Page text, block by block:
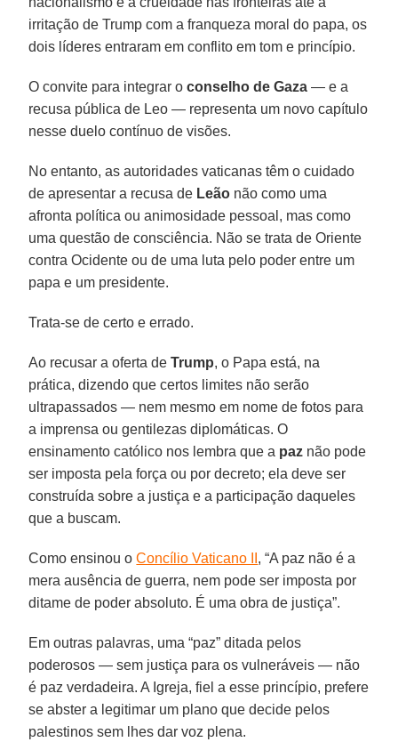
irritação de Trump com a franqueza moral do papa, os
dois líderes entraram em conflito em tom e princípio.
O convite para integrar oconselho de Gaza — e a
recusa pública de Leo — representa um novo capítulo
nesse duelo contínuo de visões.
No entanto, as autoridades vaticanas têm o cuidado
de apresentar a recusa de Leão não como uma
afronta política ou animosidade pessoal, mas como
uma questão de consciência. Não se trata de Oriente
contra Ocidente ou de uma luta pelo poder entre um
papa e um presidente.
Trata-se de certo e errado.
Ao recusar a oferta de Trump, o Papa está, na
prática, dizendo que certos limites não serão
ultrapassados ​​— nem mesmo em nome de fotos para
a imprensa ou gentilezas diplomáticas. O
ensinamento católico nos lembra que a paz não pode
ser imposta pela força ou por decreto; ela deve ser
construída sobre a justiça e a participação daqueles
que a buscam.
Como ensinou oConcílio Vaticano II , “A paz não é a
mera ausência de guerra, nem pode ser imposta por
ditame de poder absoluto. É uma obra de justiça”.
Em outras palavras, uma “paz” ditada pelos
poderosos — sem justiça para os vulneráveis ​​— não
é paz verdadeira. A Igreja, fiel a esse princípio, prefere
se abster a legitimar um plano que decide pelos
palestinos sem lhes dar voz plena.